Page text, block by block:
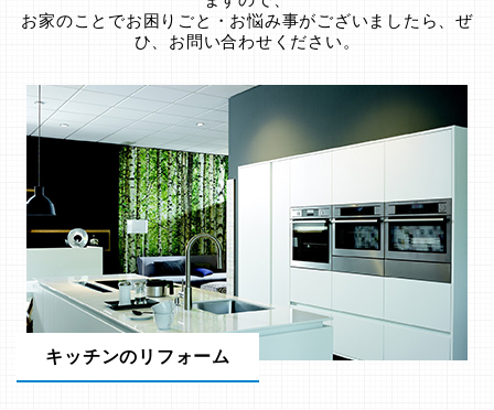
お家のことでお困りごと・お悩み事がございましたら、ぜ
ひ、お問い合わせください。
キッチンのリフォーム